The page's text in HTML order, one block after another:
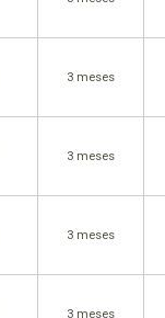
3 meses
3 meses
3 meses
3 meses